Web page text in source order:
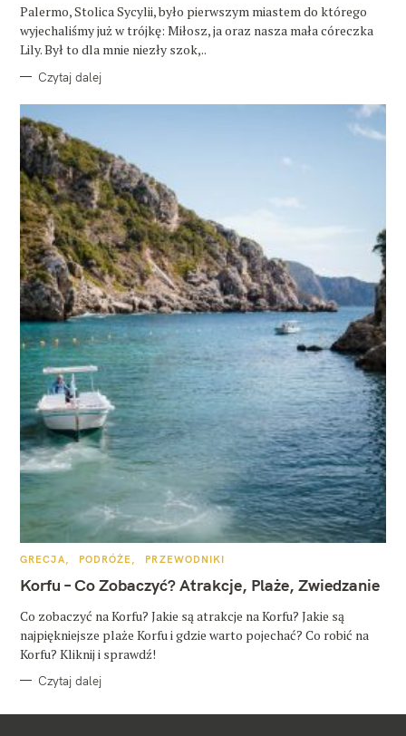
Palermo, Stolica Sycylii, było pierwszym miastem do którego
wyjechaliśmy już w trójkę: Miłosz, ja oraz nasza mała córeczka
Lily. Był to dla mnie niezły szok,..
Czytaj dalej
K
T
E
O
R
I
GRECJA PODRÓŻE PRZEWODNIKI
Korfu – Co Zobaczyć? Atrakcje, Plaże, Zwiedzanie
Co zobaczyć na Korfu? Jakie są atrakcje na Korfu? Jakie są
najpiękniejsze plaże Korfu i gdzie warto pojechać? Co robić na
Korfu? Kliknij i sprawdź!
Czytaj dalej